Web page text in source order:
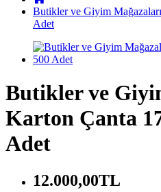
Butikler ve Giyim
Adet
Butikler ve
Karton Çanta
Adet
12.000,00TL